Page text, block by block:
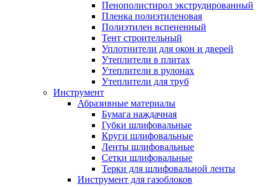
Пенополистирол экструдированный
Пленка полиэтиленовая
Полиэтилен вспененный
Тент строительный
Уплотнители для окон и дверей
Утеплители в плитах
Утеплители в рулонах
Утеплители для труб
Инструмент
Абразивные материалы
Бумага наждачная
Губки шлифовальные
Круги шлифовальные
Ленты шлифовальные
Сетки шлифовальные
Терки для шлифовальной ленты
Инструмент для газоблоков